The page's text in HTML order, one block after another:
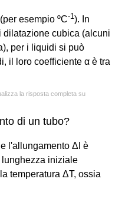
esempio ºC-1). In
dilatazione cubica (alcuni
per i liquidi si può
il loro coefficiente α è tra
la risposta completa su
di un tubo?
l'allungamento Δl è
iniziale
temperatura ΔT, ossia